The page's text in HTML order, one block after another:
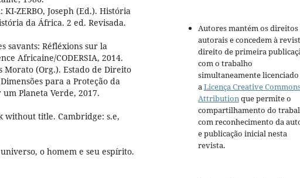
ZERBO, Joseph (Ed.). História
da África. 2 ed. Revisada.
savants: Réfléxions sur la
Africaine/CODERSIA, 2014.
Morato (Org.). Estado de Direito
para a Proteção da
Planeta Verde, 2017.
without title. Cambridge: s.e,
o homem e seu espírito.
Autores mantém os direitos
autorais e concedem à
direito de primeira
com o trabalho
simultaneamente
aLicença Creative
Attributionque permite o
compartilhamento do
com reconhecimento da
e publicação inicial nesta
revista.